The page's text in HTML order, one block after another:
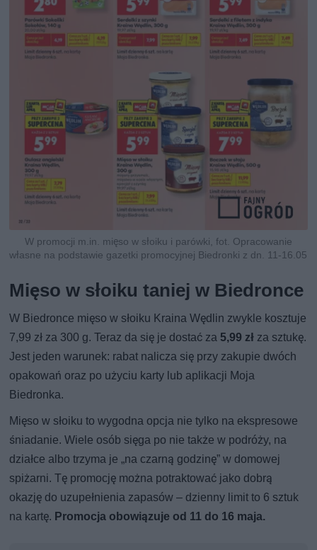
W promocji m.in. mięso w słoiku i parówki, fot. Opracowanie
własne na podstawie gazetki promocyjnej Biedronki z dn. 11-16.05
Mięso w słoiku taniej w Biedronce
W Biedronce mięso w słoiku Kraina Wędlin zwykle kosztuje
7,99 zł za 300 g. Teraz da się je dostać za 5,99 zł za sztukę.
Jest jeden warunek: rabat nalicza się przy zakupie dwóch
opakowań oraz po użyciu karty lub aplikacji Moja
Biedronka.
Mięso w słoiku to wygodna opcja nie tylko na ekspresowe
śniadanie. Wiele osób sięga po nie także w podróży, na
działce albo trzyma je „na czarną godzinę” w domowej
spiżarni. Tę promocję można potraktować jako dobrą
okazję do uzupełnienia zapasów – dzienny limit to 6 sztuk
na kartę. Promocja obowiązuje od 11 do 16 maja.